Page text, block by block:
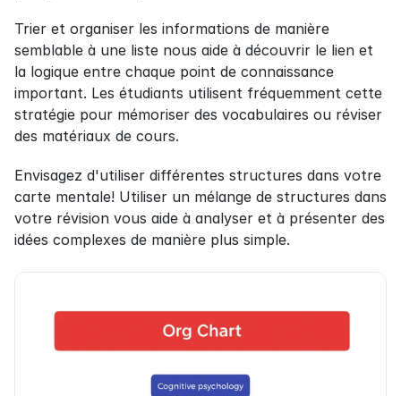
Trier et organiser les informations de manière
semblable à une liste nous aide à découvrir le lien et
la logique entre chaque point de connaissance
important. Les étudiants utilisent fréquemment cette
stratégie pour mémoriser des vocabulaires ou réviser
des matériaux de cours.
Envisagez d'utiliser différentes structures dans votre
carte mentale! Utiliser un mélange de structures dans
votre révision vous aide à analyser et à présenter des
idées complexes de manière plus simple.